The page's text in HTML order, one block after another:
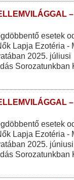
esetek
Lapja Ezotéria -
2025. júliusi
Sorozatunkban
esetek
Lapja Ezotéria -
2025. júniusi
Sorozatunkban